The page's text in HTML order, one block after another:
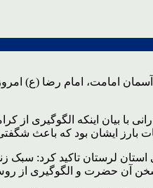
امامت، امام رضا (ع)
با بیان اینکه الگوگیری
بارز ایشان بود که باعث
لرستان تاکید کرد:
سخن آن حضرت و الگوگیری